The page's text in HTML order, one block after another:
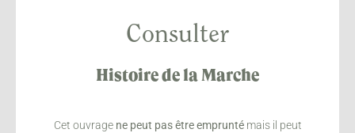
Consulter
Histoire de la Marche
Cet ouvrage ne peut pas être empruntémais il peut